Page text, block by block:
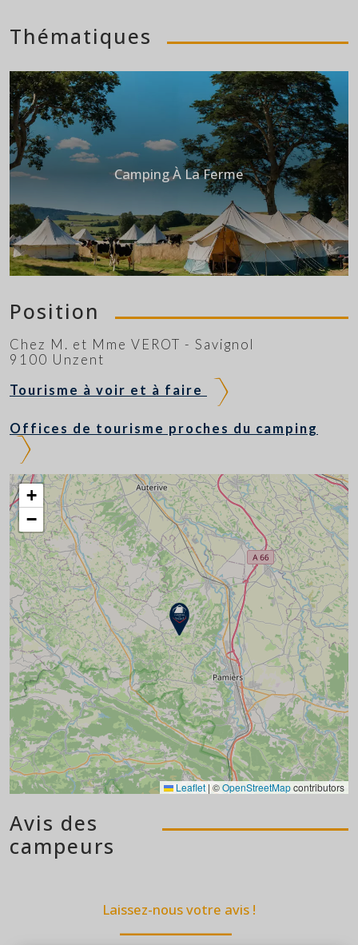
Thématiques
Camping À La Ferme
Position
Chez M. et Mme VEROT - Savignol
9100 Unzent
Tourisme à voir et à faire
Offices de tourisme proches du camping
+
−
Leaflet | ©OpenStreetMapcontributors
Avis des
campeurs
Laissez-nous votre avis !